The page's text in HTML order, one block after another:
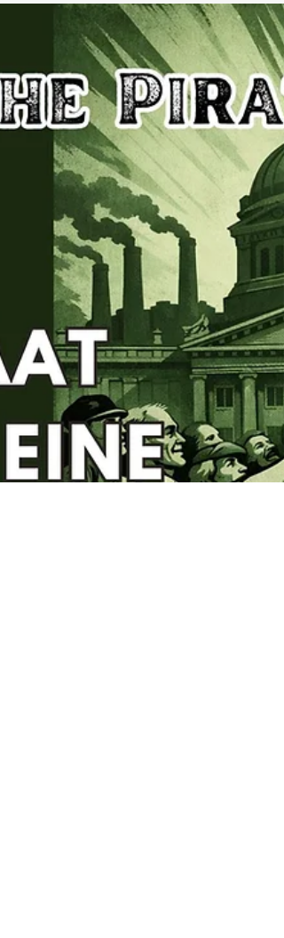
Verbot -
Verbieten statt
erziehen?
Soll Social Media für unter 16-Jährige verboten
werden? Der Ruf danach wird lauter – im Namen des
Jugendschutzes. Doch löst ein Verbot wirklich
Probleme oder ersetzt es Erziehung durch
Regulierung? In dieser Folge schaue ich nüchtern auf
die wissenschaftliche Lage, spreche über
Verantwortung von Eltern, die Bedeutung digitaler
Bildungsräume und warum Anonymität für eine freie
Gesellschaft zentral ist. Schutz ist wichtig – aber was
passiert, wenn wir aus Angst Freiheit opfern?